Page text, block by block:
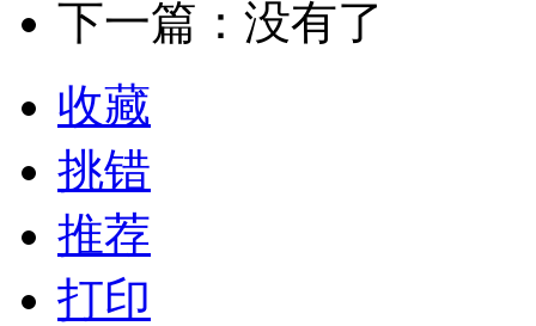
下一篇：没有了
收藏
挑错
推荐
打印